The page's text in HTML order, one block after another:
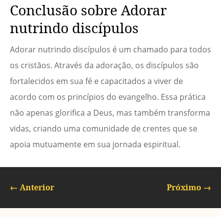
Conclusão sobre Adorar
nutrindo discípulos
Adorar nutrindo discípulos é um chamado para todos
os cristãos. Através da adoração, os discípulos são
fortalecidos em sua fé e capacitados a viver de
acordo com os princípios do evangelho. Essa prática
não apenas glorifica a Deus, mas também transforma
vidas, criando uma comunidade de crentes que se
apoia mutuamente em sua jornada espiritual.
← Anterior Próximo →